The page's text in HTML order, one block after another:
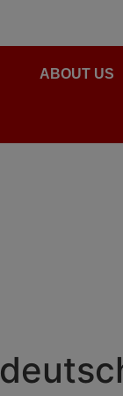
ABOUT US